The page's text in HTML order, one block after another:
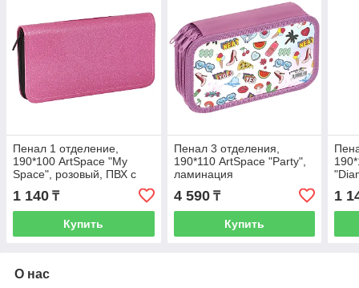
Пенал 1 отделение,
190*100 ArtSpace "My
Space", розовый, ПВХ с
блестками
1 140 ₸
Купить
Пенал 3 отделения,
190*110 ArtSpace "Party",
ламинация
4 590₸
Купить
1
О нас